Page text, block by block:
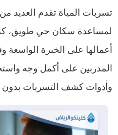
تسربات المياة تقدم العديد
لمساعدة سكان حي طويق،
أعمالها على الخبرة
المدربين على أكمل وجه
وأدوات كشف التسربات